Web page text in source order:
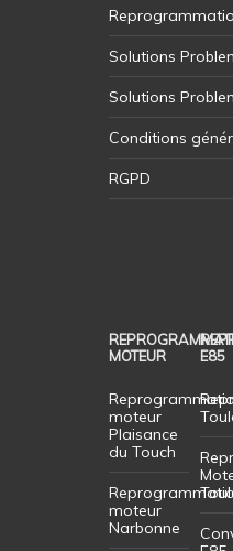
Solutions
Solutions
Conditions
RGPD
MOTEUR
moteur
Plaisance
du Touch
moteur
Narbonne
E85